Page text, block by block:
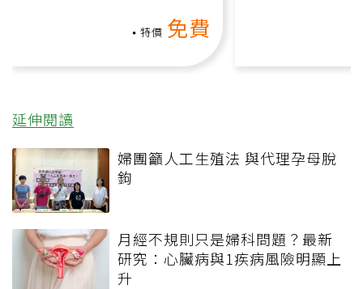
特價 免費
延伸閱讀
婦團籲人工生殖法 與代理孕母脫
鉤
月經不規則只是婦科問題？最新
研究：心臟病與1疾病風險明顯上
升